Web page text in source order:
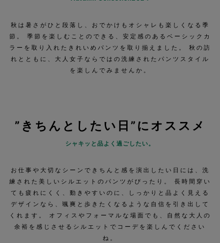
秋は暑さがひと段落し、おでかけもオシャレも楽しくなる季
節。 季節を楽しむことのできる、安定感のあるベーシックカ
ラーを取り入れたきれいめパンツを取り揃えました。 秋の訪
れとともに、大人女子ならではの洗練されたパンツスタイル
を楽しんでみませんか。
”きちんとしたい日”にオススメ
シャキッと品よく過ごしたい。
お仕事や大切なシーンできちんと感を演出したい日には、洗
練された美しいシルエットのパンツがぴったり。 長時間穿い
ても疲れにくく、動きやすいのに、しっかりと品よく見える
デザインなら、颯爽と歩きたくなるような自信を引き出して
くれます。 オフィスやフォーマルな場面でも、自然な大人の
余裕を感じさせるシルエットでコーデを楽しんでください
ね。